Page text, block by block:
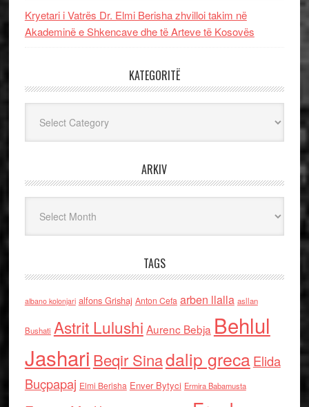
Kryetari i Vatrës Dr. Elmi Berisha zhvilloi takim në
Akademinë e Shkencave dhe të Arteve të Kosovës
KATEGORITË
ARKIV
TAGS
albano kolonjari alfons Grishaj Anton Cefa arben llalla asllan
Bushati Astrit Lulushi Aurenc Bebja Behlul
Jashari Beqir Sinadalip grecaElida
Buçpapaj Elmi Berisha Enver Bytyci Ermira Babamusta